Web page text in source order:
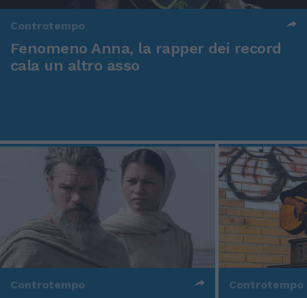
Controtempo
Fenomeno Anna, la rapper dei record
cala un altro asso
Controtempo Controtempo